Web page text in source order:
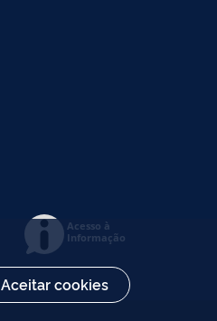
Acesso à
Informação
Aceitar cookies